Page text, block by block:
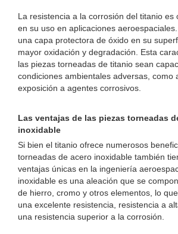
La resistencia a la corrosión del titanio es
en su uso en aplicaciones
una capa protectora de óxido en su
mayor oxidación y degradación. Esta
las piezas torneadas de titanio sean
condiciones ambientales adversas, como
exposición a agentes corrosivos.
Las ventajas de las piezas torneadas
inoxidable
Si bien el titanio ofrece numerosos
torneadas de acero inoxidable también
ventajas únicas en la ingeniería
inoxidable es una aleación que se
de hierro, cromo y otros elementos, lo
una excelente resistencia, resistencia a
una resistencia superior a la corrosión.